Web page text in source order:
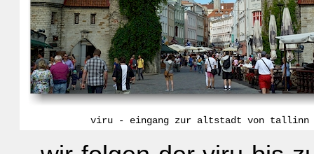
viru - eingang zur altstadt von tallinn